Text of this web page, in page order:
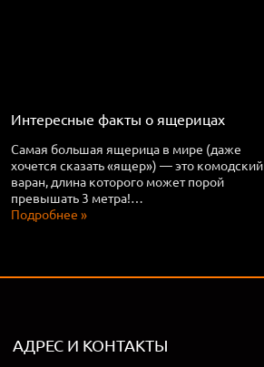
Интересные факты о ящерицах
Самая большая ящерица в мире (даже
хочется сказать «ящер») — это комодский
варан, длина которого может порой
превышать 3 метра!…
Подробнее »
АДРЕС И КОНТАКТЫ